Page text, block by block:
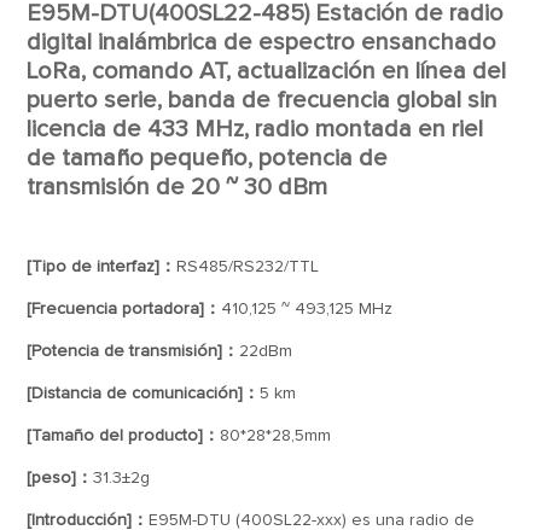
E95M-DTU(400SL22-485) Estación de radio
digital inalámbrica de espectro ensanchado
LoRa, comando AT, actualización en línea del
puerto serie, banda de frecuencia global sin
licencia de 433 MHz, radio montada en riel
de tamaño pequeño, potencia de
transmisión de 20 ~ 30 dBm
[Tipo de interfaz]： RS485/RS232/TTL
[Frecuencia portadora]： 410,125 ~ 493,125 MHz
[Potencia de transmisión]： 22dBm
[Distancia de comunicación]：5 km
[Tamaño del producto]： 80*28*28,5mm
[peso]：31.3±2g
[Introducción]： E95M-DTU (400SL22-xxx) es una radio de